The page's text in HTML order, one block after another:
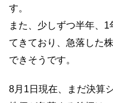
す。
また、少しずつ半年、
てきており、急落した
できそうです。
8月1日現在、まだ決算